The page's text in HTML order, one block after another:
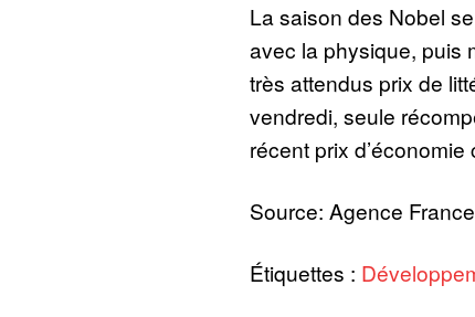
La saison des Nobel
avec la physique, puis
très attendus prix de
vendredi, seule
récent prix
Source: Agence
Étiquettes :